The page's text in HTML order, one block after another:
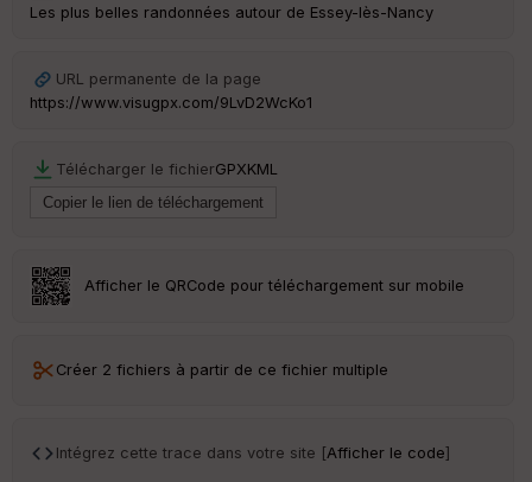
Les plus belles randonnées autour de Essey-lès-Nancy
URL permanente de la page
https://www.visugpx.com/9LvD2WcKo1
Télécharger le fichierGPXKML
Afficher le QRCode pour téléchargement sur mobile
Créer 2 fichiers à partir de ce fichier multiple
Intégrez cette trace dans votre site [Afficher le code]